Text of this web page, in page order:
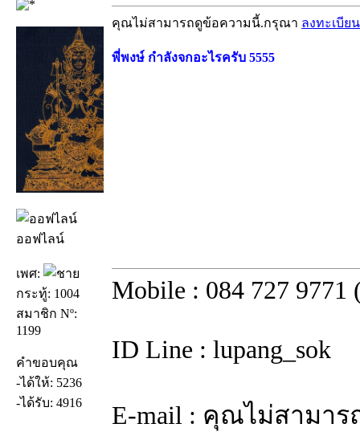
ออฟไลน์
เพศ:
กระทู้: 1004
สมาชิก Nº:
1199
คำขอบคุณ
-ได้ให้: 5236
-ได้รับ: 4916
คุณไม่สามารถดูข้อความนี้.กรุณา ลงทะเบียน
พี่พงษ์ กำลังจกอะไรครับ 5555
Mobile : 084 727 9771
ID Line : lupang_sok
E-mail : คุณไม่สามา